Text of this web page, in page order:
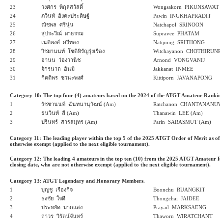
23
วงศกร พิกุลสวัสดิ์
Wongsakorn PIKUNSAWAT
24
ภวินท์ อิงคะประดิษฐ์
Pawin INGKHAPRADIT
25
ณัชพล ศรีนุ่น
Natchapol SRINOON
26
สุประวีณ์ ผาธรรม
Supravee PHATAM
27
เนติพงศ์ ศรีทอง
Natipong SRITHONG
28
วิชยานนท์ โชติหิรัญรุ่งเรือง
Witchayanon
29
อานน ว่องวานิช
Arnond VONGVANIJ
30
จักรนาถ อินมี
Jakkanat INMEE
31
กิตติพร ชวนะพงศ์ Kittiporn JAVANAPONG
Category 10: The top four (4) amateurs based on the 2024 of the ATGT Amateur
1
รัชชานนท์ ฉันทนานุวัฒน์ (Am)
Ratchanon
2
ธนวินท์ ลี (Am)
Thanawin LEE (Am)
3
ปรินทร์ สารสมุทร (Am) Parin SARASMUT (Am)
Category 11: The leading player within the top 5 of the 2025 ATGT Order of Merit as
otherwise exempt (applied to the next eligible tournament).
Category 12: The leading 4 amateurs in the top ten (10) from the 2025 ATGT Amateur
closing date, who are not otherwise exempt (applied to the next eligible tournament).
Category 13: ATGT Legendary and Honorary Members.
1
บุญชู เรืองกิจ
Boonchu RUANGKIT
2
ธงชัย ใจดี
Thongchai JAIDEE
3
ประหยัด มากแสง
Prayad MARKSAENG
4
ถาวร วิรัตน์จันทร์ Thaworn WIRATCHANT